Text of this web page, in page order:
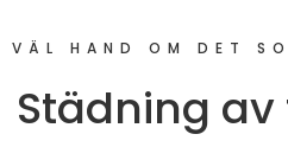
VÄL HAND OM DET
Städning